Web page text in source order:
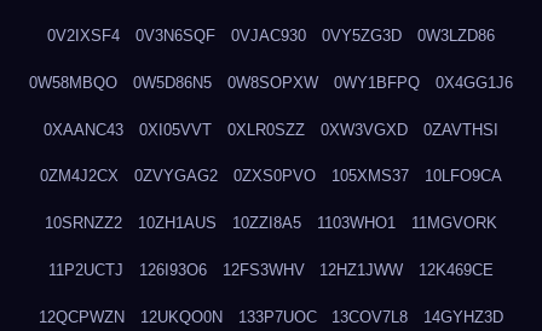
0V2IXSF4 0V3N6SQF 0VJAC930 0VY5ZG3D 0W3LZD86
0W58MBQO 0W5D86N5 0W8SOPXW 0WY1BFPQ 0X4GG1J6
0XAANC43 0XI05VVT 0XLR0SZZ 0XW3VGXD 0ZAVTHSI
0ZM4J2CX 0ZVYGAG2 0ZXS0PVO 105XMS37 10LFO9CA
10SRNZZ2 10ZH1AUS 10ZZI8A5 1103WHO1 11MGVORK
11P2UCTJ 126I93O6 12FS3WHV 12HZ1JWW 12K469CE
12QCPWZN 12UKQO0N 133P7UOC 13COV7L8 14GYHZ3D